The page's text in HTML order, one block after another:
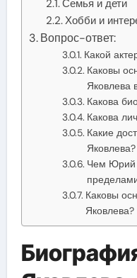
Семья и дети
Хобби и
Вопрос-ответ:
Какой
Каковы
Яковлева
Какова
Какова
Какие
Яковлева?
Чем Юрий
Каковы
Яковлева?